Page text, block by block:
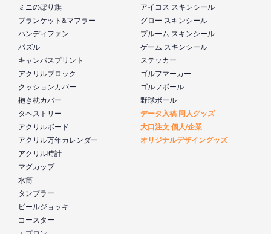
ミニのぼり旗
ブランケット&マフラー
ハンディファン
パズル
キャンバスプリント
アクリルブロック
クッションカバー
抱き枕カバー
タペストリー
アクリルボード
アクリル万年カレンダー
アクリル時計
マグカップ
水筒
タンブラー
ビールジョッキ
コースター
アイコス スキンシール
グロー スキンシール
プルーム スキンシール
ゲーム スキンシール
ステッカー
ゴルフマーカー
ゴルフボール
野球ボール
データ入稿 同人グッズ
大口注文 個人/企業
オリジナルデザイングッズ